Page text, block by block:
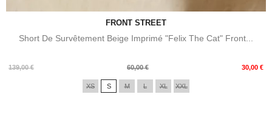
FRONT STREET
Short De Survêtement Beige Imprimé "Felix The Cat" Front...
139,00 €
Prix
60,00 € 30,00 €
Prix
XS S M L XL XXL